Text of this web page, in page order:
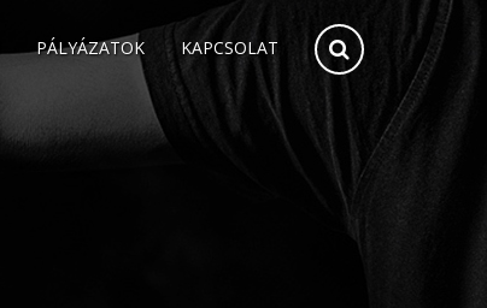
PÁLYÁZATOK KAPCSOLAT